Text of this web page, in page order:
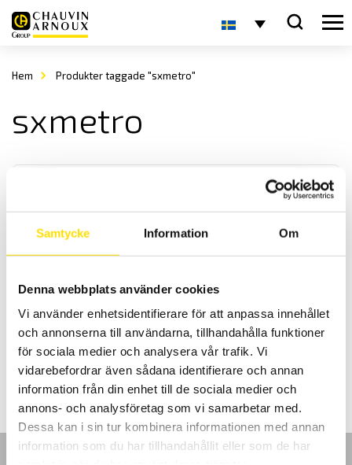
Samtycke Information Om
Denna webbplats använder cookies
Vi använder enhetsidentifierare för att anpassa innehållet
och annonserna till användarna, tillhandahålla funktioner
för sociala medier och analysera vår trafik. Vi
vidarebefordrar även sådana identifierare och annan
information från din enhet till de sociala medier och
annons- och analysföretag som vi samarbetar med.
Dessa kan i sin tur kombinera informationen med annan
information som du har tillhandahållit eller som de har
Hem Produkter taggade "sxmetro"
sxmetro
Scopix & CA922 – CA942 tillbehör för kommunikation
PC mjukvara SX-Metro för att kommunicera med Chauvin-Arnoux
och Metrix handhållna 2- och 4-kanals oscilloskop.
LÄS MER